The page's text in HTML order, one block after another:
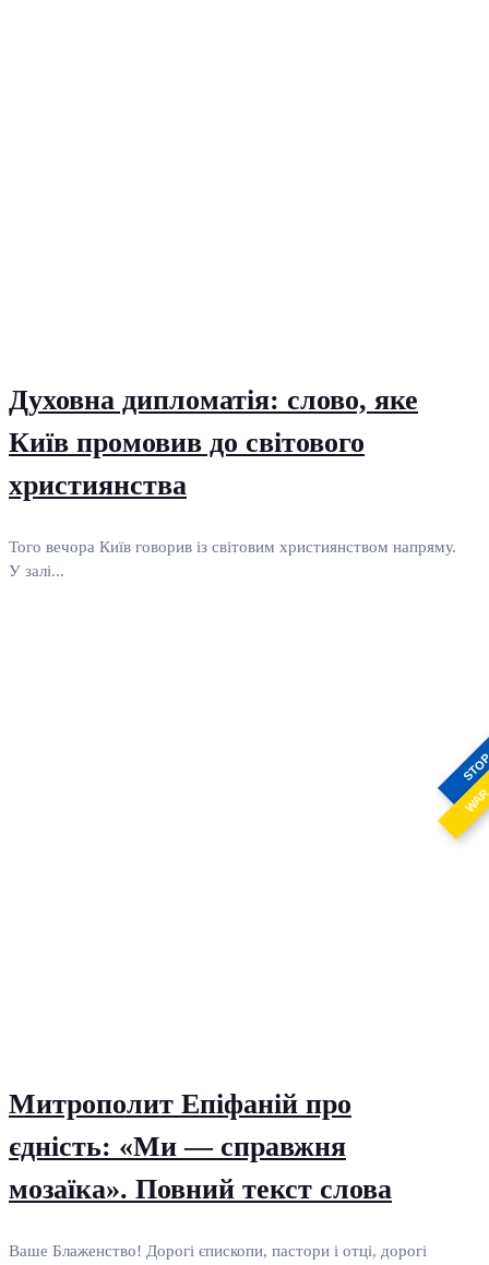
Духовна дипломатія: слово, яке
Київ промовив до світового
християнства
Того вечора Київ говорив із світовим християнством напряму.
У залі...
Митрополит Епіфаній про
єдність: «Ми — справжня
мозаїка». Повний текст слова
Ваше Блаженство! Дорогі єпископи, пастори і отці, дорогі